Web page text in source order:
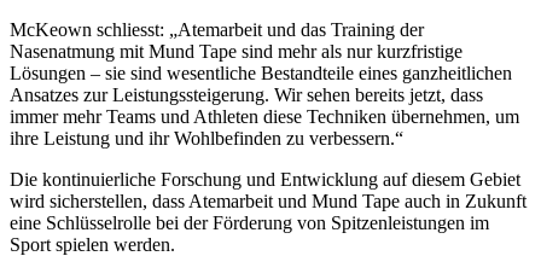
McKeown schliesst: „Atemarbeit und das Training der
Nasenatmung mit Mund Tape sind mehr als nur kurzfristige
Lösungen – sie sind wesentliche Bestandteile eines ganzheitlichen
Ansatzes zur Leistungssteigerung. Wir sehen bereits jetzt, dass
immer mehr Teams und Athleten diese Techniken übernehmen, um
ihre Leistung und ihr Wohlbefinden zu verbessern.“
Die kontinuierliche Forschung und Entwicklung auf diesem Gebiet
wird sicherstellen, dass Atemarbeit und Mund Tape auch in Zukunft
eine Schlüsselrolle bei der Förderung von Spitzenleistungen im
Sport spielen werden.